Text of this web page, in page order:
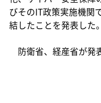
びそのIT政策実施機関
結したことを発表した。
防衛省、経産省が発